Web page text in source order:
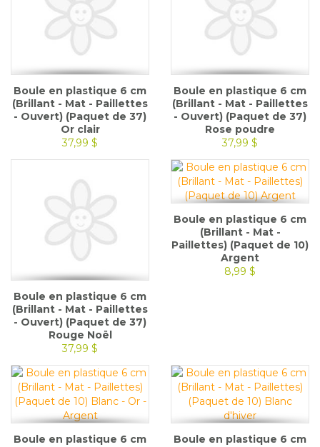
Boule en plastique 6 cm
(Brillant - Mat - Paillettes
- Ouvert) (Paquet de 37)
Or clair
37,99 $
Boule en plastique 6 cm
(Brillant - Mat - Paillettes
- Ouvert) (Paquet de 37)
Rose poudre
37,99 $
Boule en plastique 6 cm
(Brillant - Mat - Paillettes
- Ouvert) (Paquet de 37)
Rouge Noël
37,99 $
Boule en plastique 6 cm
(Brillant - Mat -
Paillettes) (Paquet de 10)
Argent
8,99 $
Boule en plastique 6 cm
Boule en plastique 6 cm